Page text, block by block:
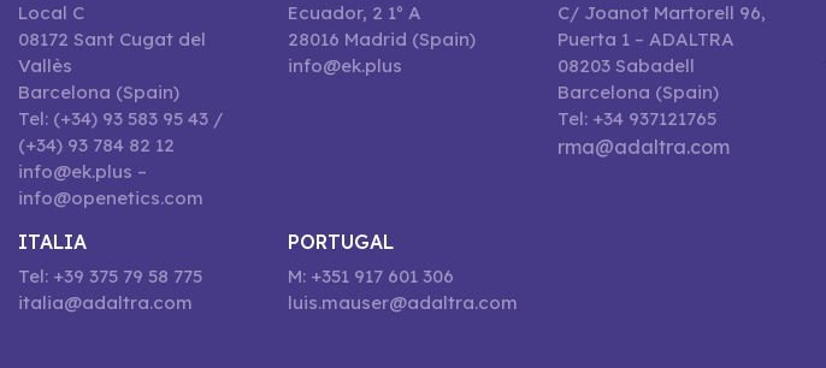
Local C
08172 Sant Cugat del
Vallès
Barcelona (Spain)
Tel: (+34) 93 583 95 43 /
(+34) 93 784 82 12
info@ek.plus –
info@openetics.com
Ecuador, 2 1º A
28016 Madrid (Spain)
info@ek.plus
C/ Joanot Martorell 96,
Puerta 1 – ADALTRA
08203 Sabadell
Barcelona (Spain)
Tel: +34 937121765
rma@adaltra.com
ITALIA
Tel: +39 375 79 58 775
italia@adaltra.com
PORTUGAL
M: +351 917 601 306
luis.mauser@adaltra.com